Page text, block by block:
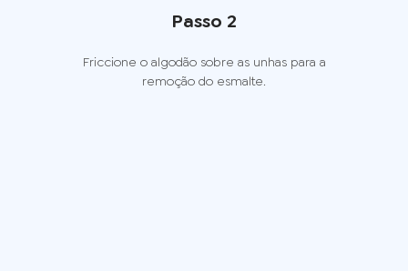
Passo 2
Friccione o algodão sobre as unhas para a
remoção do esmalte.